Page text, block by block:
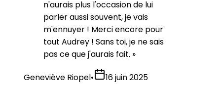
n'aurais plus l'occasion de lui
parler aussi souvent, je vais
m'ennuyer ! Merci encore pour
tout Audrey ! Sans toi, je ne sais
pas ce que j'aurais fait. »
Geneviève Riopel•
16 juin 2025